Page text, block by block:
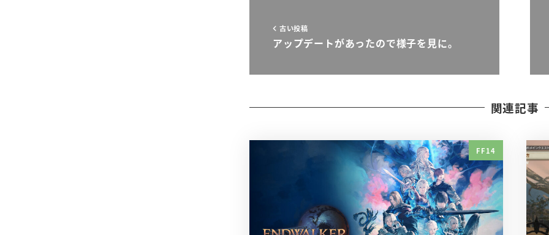
古い投稿
アップデートがあったので様子を見に。
関連記事
FF14